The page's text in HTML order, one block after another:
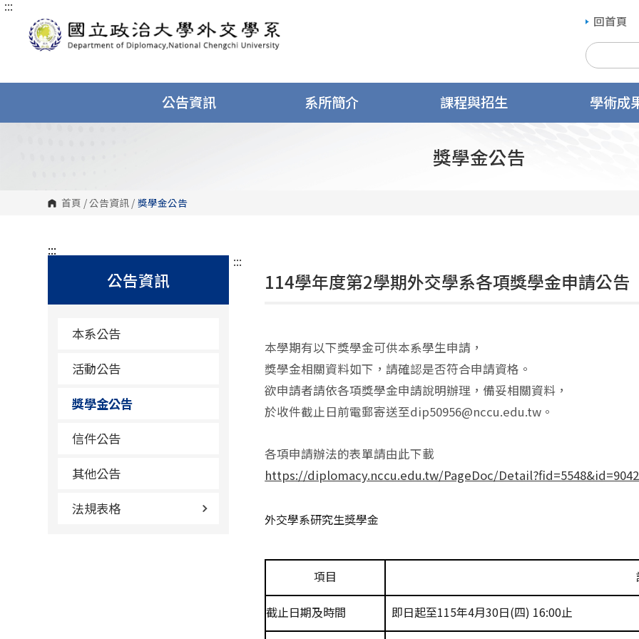
跳
塊
:::
回首頁
公告資訊 系所簡介 課程與招生 學術成
獎學金公告
首頁 /公告資訊 / 獎學金公告
:::
公告資訊
本系公告
活動公告
獎學金公告
信件公告
其他公告
法規表格
:::
114學年度第2學期外交學系各項獎學金申請公告
本學期有以下獎學金可供本系學生申請，
獎學金相關資料如下，請確認是否符合申請資格。
欲申請者請依各項獎學金申請說明辦理，備妥相關資料，
於收件截止日前電郵寄送至dip50956@nccu.edu.tw。
各項申請辦法的表單請由此下載
https://diplomacy.nccu.edu.tw/PageDoc/Detail?fid=5548&id=9042
外交學系研究生獎學金
項目
截止日期及時間 即日起至115年4月30日(四) 16:00止